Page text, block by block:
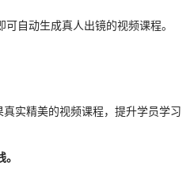
自动生成真人出镜的视频课程。
实精美的视频课程，提升学员学习